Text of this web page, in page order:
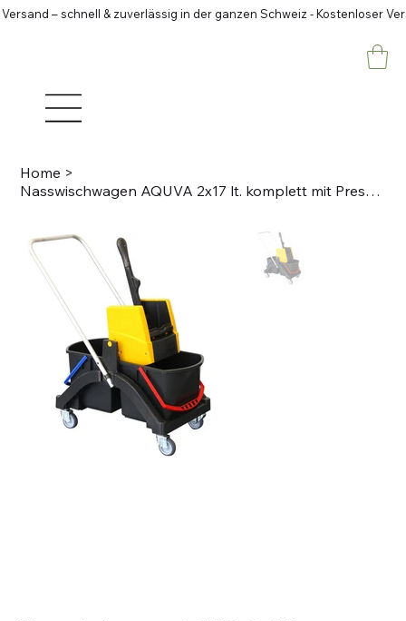
– schnell & zuverlässig in der ganzen Schweiz - Kostenloser
Home >
Nasswischwagen AQUVA 2x17 lt. komplett mit Presse VK4, gelb und Deichsel